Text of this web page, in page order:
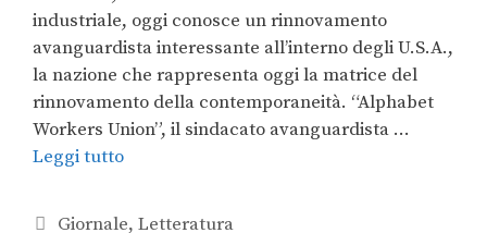
industriale, oggi conosce un rinnovamento
avanguardista interessante all’interno degli U.S.A.,
la nazione che rappresenta oggi la matrice del
rinnovamento della contemporaneità. “Alphabet
Workers Union”, il sindacato avanguardista …
Leggi tutto
Giornale,Letteratura